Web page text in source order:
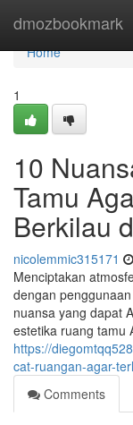
dmozbookmark
Home
Home
1
10
Tamu
Berkilau
nicolemmic315171
Menciptakan
dengan
nuansa yang dapat
estetika ruang tamu
https://
cat-ruangan-agar-
Comments